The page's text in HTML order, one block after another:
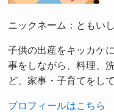
ニックネーム：ともいし
子供の出産をキッカケ
事をしながら、料理、
ど、家事・子育てをし
プロフィールはこちら